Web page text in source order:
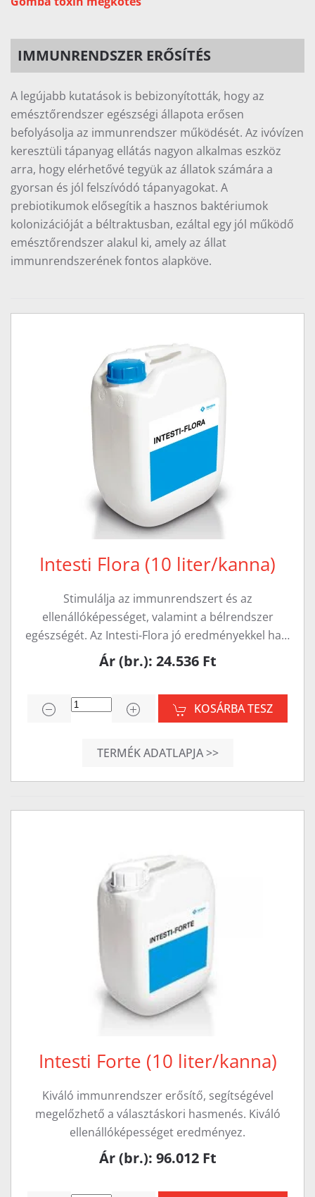
IMMUNRENDSZER ERŐSÍTÉS
A legújabb kutatások is bebizonyították, hogy az
emésztőrendszer egészségi állapota erősen
befolyásolja az immunrendszer működését. Az ivóvízen
keresztüli tápanyag ellátás nagyon alkalmas eszköz
arra, hogy elérhetővé tegyük az állatok számára a
gyorsan és jól felszívódó tápanyagokat. A
prebiotikumok elősegítik a hasznos baktériumok
kolonizációját a béltraktusban, ezáltal egy jól működő
emésztőrendszer alakul ki, amely az állat
immunrendszerének fontos alapköve.
Intesti Flora (10 liter/kanna)
Stimulálja az immunrendszert és az
ellenállóképességet, valamint a bélrendszer
egészségét. Az Intesti-Flora jó eredményekkel ha…
Ár (br.): 24.536 Ft
KOSÁRBA TESZ
TERMÉK ADATLAPJA >>
Intesti Forte (10 liter/kanna)
Kiváló immunrendszer erősítő, segítségével
megelőzhető a választáskori hasmenés. Kiváló
ellenállóképességet eredményez.
Ár (br.): 96.012 Ft